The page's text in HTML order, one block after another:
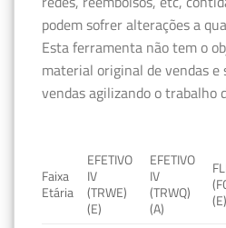
podem sofrer alterações a
Esta ferramenta não tem o
material original de vendas e
vendas agilizando o trabalho
Faixa
Etária
EFETIVO
IV
(TRWE)
(E)
EFETIVO
IV
(TRWQ)
(A)
(E)